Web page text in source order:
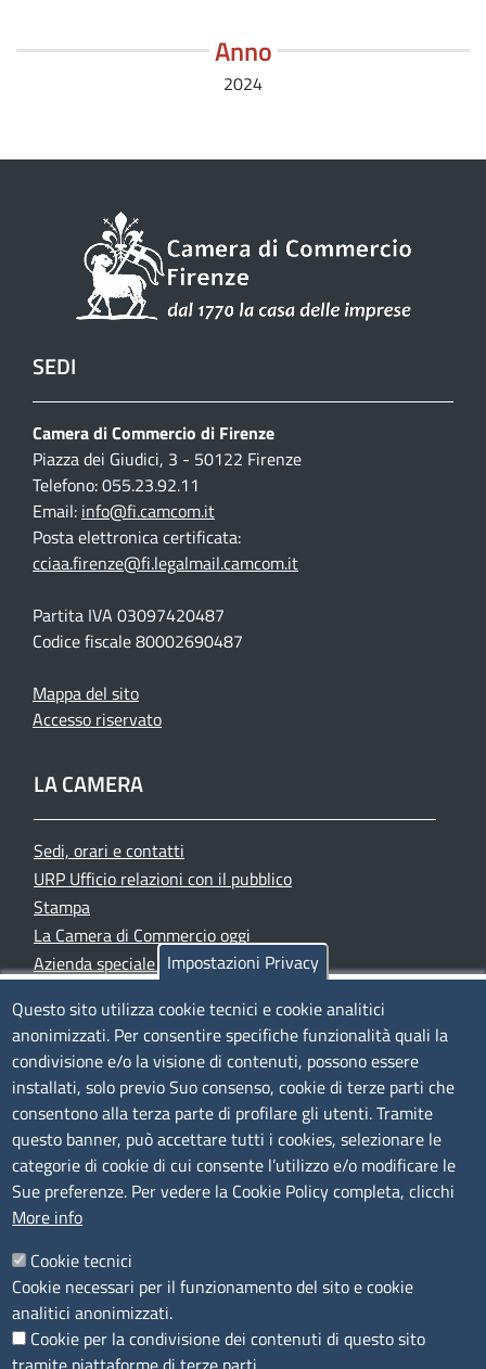
Anno
2024
SEDI
Camera di Commercio di Firenze
Piazza dei Giudici, 3 - 50122 Firenze
Telefono: 055.23.92.11
Email: info@fi.camcom.it
Posta elettronica certificata:
cciaa.firenze@fi.legalmail.camcom.it
Partita IVA 03097420487
Codice fiscale 80002690487
Mappa del sito
Accesso riservato
LA CAMERA
Sedi, orari e contatti
URP Ufficio relazioni con il pubblico
Stampa
La Camera di Commercio oggi
Azienda speciale PromoFirenze
TRASPARENZA
Albo Online
Amministrazione trasparente
Bandi e concorsi
Segnalazioni Whistleblowing
Accessibilità
IBAN e pagamenti informatici
Informative privacy e cookie
Verifiche PA
Attuazione misure PNRR
Modulistica
Impostazioni Privacy
Questo sito utilizza cookie tecnici e cookie analitici
anonimizzati. Per consentire specifiche funzionalità quali la
condivisione e/o la visione di contenuti, possono essere
installati, solo previo Suo consenso, cookie di terze parti che
consentono alla terza parte di profilare gli utenti. Tramite
questo banner, può accettare tutti i cookies, selezionare le
categorie di cookie di cui consente l’utilizzo e/o modificare le
Sue preferenze. Per vedere la Cookie Policy completa, clicchi
More info
Cookie tecnici
Cookie necessari per il funzionamento del sito e cookie
analitici anonimizzati.
Cookie per la condivisione dei contenuti di questo sito